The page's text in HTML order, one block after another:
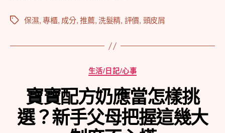
標
保濕,專櫃, 成分,推薦,洗髮精, 評價, 頭皮屑
分
類
生活/日記/心事
寶寶配方奶應當怎樣挑
選？新手父母把握這幾大